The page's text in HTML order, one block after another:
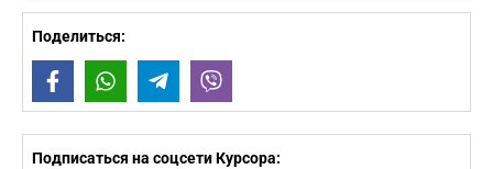
Поделиться:
FacebookWhatsAppTelegram
Подписаться на соцсети Курсора: